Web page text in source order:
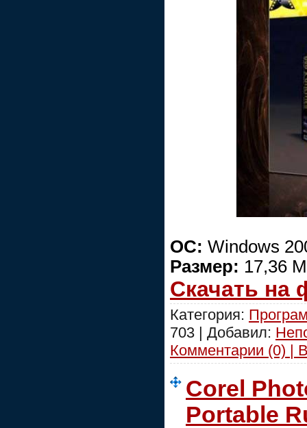
ОС: Windows
Размер: 17,36
Скачать на
Категория:
703 | Добавил:
Комментарии (0) |
Corel
Portable